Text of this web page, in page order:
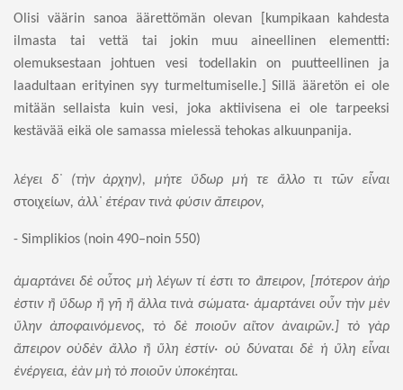
Olisi väärin sanoa äärettömän olevan [kumpikaan kahdesta
ilmasta tai vettä tai jo­kin muu aineellinen elementti:
olemuksestaan johtuen vesi todellakin on puut­teellinen ja
laadultaan erityinen syy turmeltumiselle.]
Sillä ääretön ei ole
mi­tään sellaista kuin vesi, joka aktiivisena ei ole tarpeeksi
kestävää eikä ole sa­massa mielessä tehokas alkuunpanija.
λέγει δ᾽(τὴν ἀρχην),μήτε ὕδωρ μή τε ἄλλο τι τῶν
εἶναι
στοιχείων, ἀλλ᾽ ἑτέραν τινὰ φύσιν ἄπειρον,
- Simplikios (noin 490–noin 550)
ἁμαρτάνει δὲ οὗτος μὴ λέγων τί ἐστι το ἂπειρον, [πότερον ἀήρ
ἐστιν ἢ ὕδωρ ἢ γῆ ἢ ἄλλα τινὰ σώματα· ἁμαρτάνει οὖν τὴν μὲν
ὕλην ἀποφαινόμενος, τὸ δὲ ποιοῦν αἴτον ἀναιρῶν.]τὸ γὰρ
ἄπειρον οὐδὲν ἄλλο ἢ ὕλη ἐστίν· οὐ δύναται δὲ ἡ ὕλη εἶναι
ἐνέργεια, ἐὰν μὴ τὸ ποιοῦν ὑποκέηται.